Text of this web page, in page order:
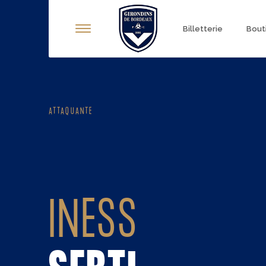
Billetterie
ATTAQUANTE
INESS